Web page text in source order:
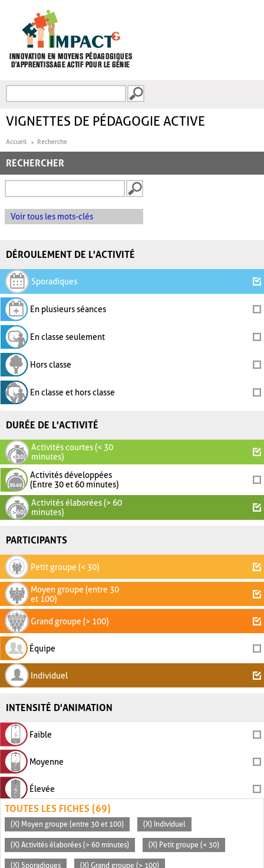
FORMULAIRE DE
VIGNETTES DE PÉDAGOGIE ACTIVE
Accueil Recherche
RECHERCHER
Voir tous les mots-clés
DÉROULEMENT DE L'ACTIVITÉ
Sporadiques
En plusieurs séances
En classe seulement
Hors classe
En classe et hors classe
DURÉE DE L'ACTIVITÉ
Activités courtes (< 30
minutes)
Activités développées
(Entre 30 et 60 minutes)
Activités élaborées (> 60
minutes)
PARTICIPANTS
Petit groupe (< 30)
Moyen groupe (entre 30
et 100)
Grand groupe (> 100)
Équipe
Individuel
INTENSITÉ D'ANIMATION
Faible
Moyenne
Élevée
TOUTES LES FICHES (69)
(X) Moyen groupe (entre 30 et 100) (X) Individuel
(X) Activités élaborées (> 60 minutes) (X) Petit groupe (< 30)
(X) Sporadiques (X) Grand groupe (> 100)